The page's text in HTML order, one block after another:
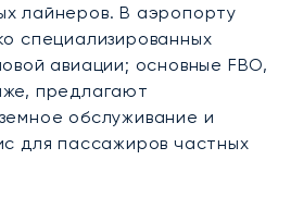
лайнеров. В аэропорту
специализированных
авиации; основные FBO,
предлагают
обслуживание и
для пассажиров частных